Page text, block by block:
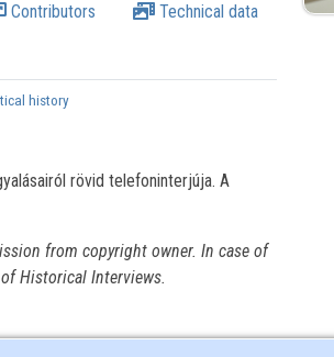
Contributors Technical data
history
rövid telefoninterjúja. A
from copyright owner. In case of
Historical Interviews.